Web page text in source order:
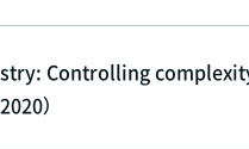
Controlling complexity
）